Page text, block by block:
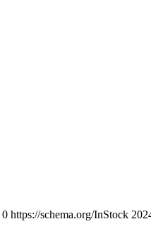
0 https://schema.org/InStock